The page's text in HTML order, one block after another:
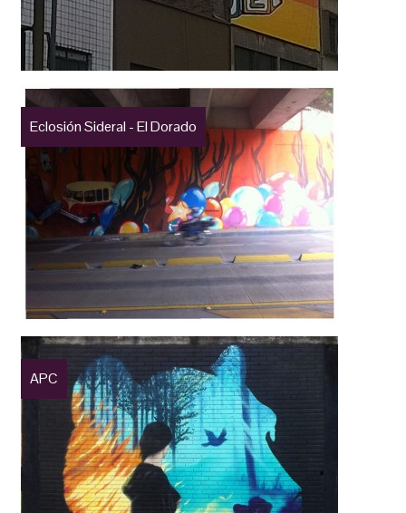
Eclosión Sideral - El Dorado
APC